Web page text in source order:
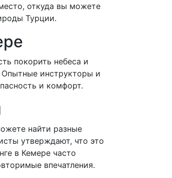
откуда вы можете
Турции.
покорить небеса и
Опытные инструкторы и
и комфорт.
найти разные
утверждают, что это
в Кемере часто
впечатления.